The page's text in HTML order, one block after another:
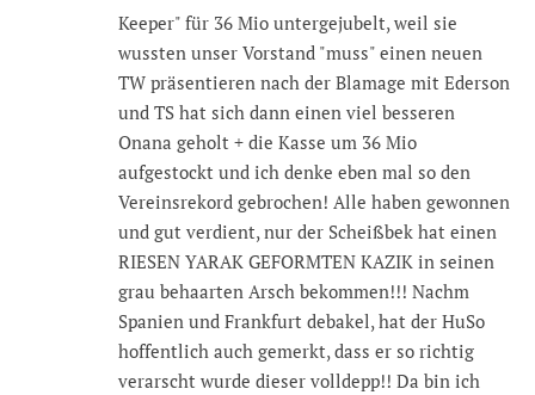
Keeper" für 36 Mio untergejubelt, weil sie
wussten unser Vorstand "muss" einen neuen
TW präsentieren nach der Blamage mit Ederson
und TS hat sich dann einen viel besseren
Onana geholt + die Kasse um 36 Mio
aufgestockt und ich denke eben mal so den
Vereinsrekord gebrochen! Alle haben gewonnen
und gut verdient, nur der Scheißbek hat einen
RIESEN YARAK GEFORMTEN KAZIK in seinen
grau behaarten Arsch bekommen!!! Nachm
Spanien und Frankfurt debakel, hat der HuSo
hoffentlich auch gemerkt, dass er so richtig
verarscht wurde dieser volldepp!! Da bin ich